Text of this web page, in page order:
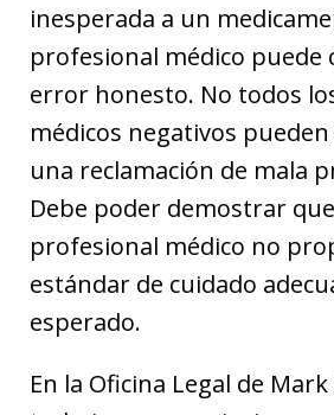
inesperada a un
profesional médico puede
error honesto. No todos
médicos negativos
una reclamación de mala
Debe poder demostrar
profesional médico no
estándar de cuidado
esperado.
En la Oficina Legal de Mark